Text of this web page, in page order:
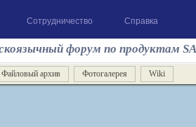
Сотрудничество Справка
форум по продуктам
Файловый архив Фотогалерея Wiki